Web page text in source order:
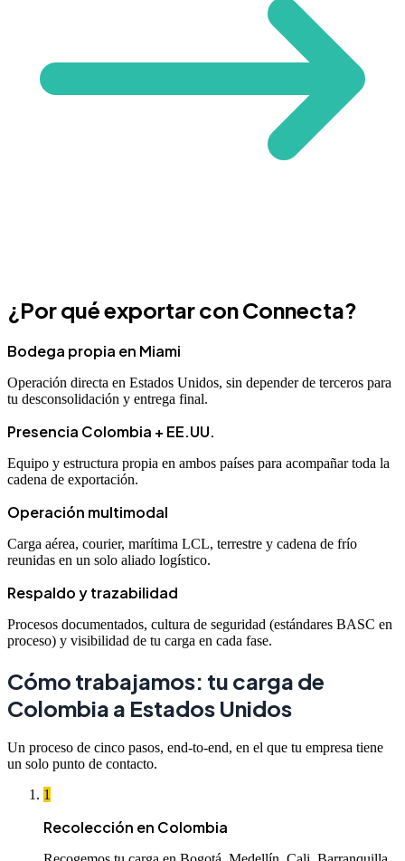
¿Por qué exportar con Connecta?
Bodega propia en Miami
Operación directa en Estados Unidos, sin depender de terceros para
tu desconsolidación y entrega final.
Presencia Colombia + EE.UU.
Equipo y estructura propia en ambos países para acompañar toda la
cadena de exportación.
Operación multimodal
Carga aérea, courier, marítima LCL, terrestre y cadena de frío
reunidas en un solo aliado logístico.
Respaldo y trazabilidad
Procesos documentados, cultura de seguridad (estándares BASC en
proceso) y visibilidad de tu carga en cada fase.
Cómo trabajamos: tu carga de
Colombia a Estados Unidos
Un proceso de cinco pasos, end-to-end, en el que tu empresa tiene
un solo punto de contacto.
1
Recolección en Colombia